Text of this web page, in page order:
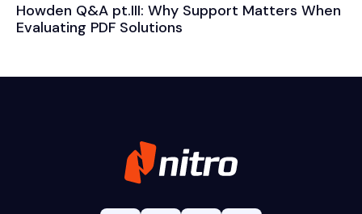
Howden Q&A pt.III: Why Support Matters When
Evaluating PDF Solutions